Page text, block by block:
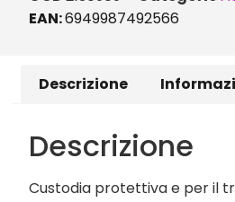
EAN:6949987492566
Descrizione
Descrizione
Custodia protettiva e per il